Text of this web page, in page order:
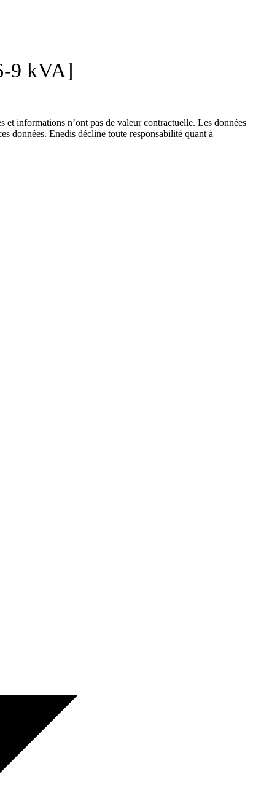
9 kVA]
et informations n’ont pas de valeur contractuelle. Les données
données. Enedis décline toute responsabilité quant à